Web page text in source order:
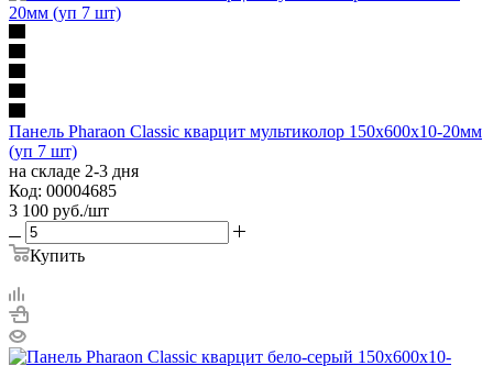
Панель Pharaon Classic кварцит мультиколор 150х600х10-20мм
(уп 7 шт)
на складе 2-3 дня
Код: 00004685
3 100 руб./шт
Купить